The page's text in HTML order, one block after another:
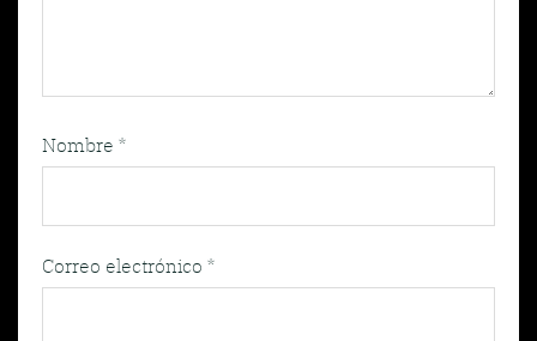
Nombre *
Correo electrónico *